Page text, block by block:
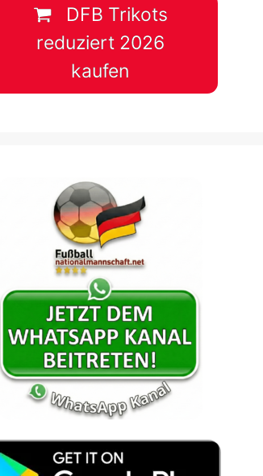
DFB Trikots
reduziert 2026
kaufen